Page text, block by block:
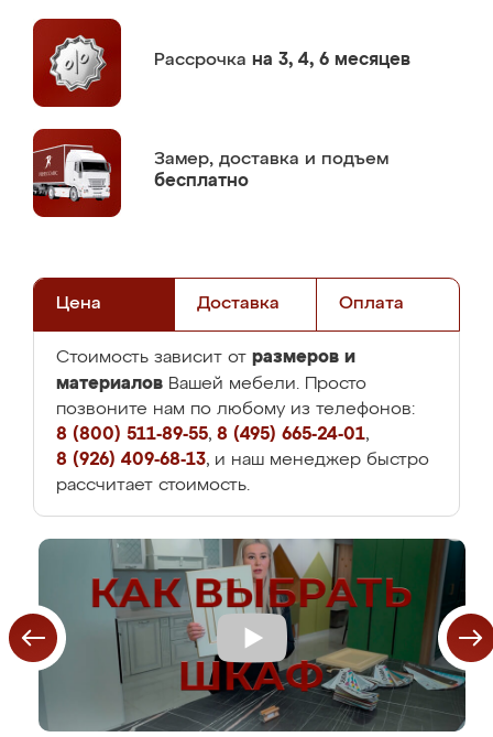
Рассрочка на 3, 4, 6 месяцев
Замер, доставка и подъем
бесплатно
Цена Доставка Оплата
Стоимость зависит от размеров и
материалов Вашей мебели. Просто
позвоните нам по любому из телефонов:
8 (800) 511-89-55, 8 (495) 665-24-01,
8 (926) 409-68-13, и наш менеджер быстро
рассчитает стоимость.